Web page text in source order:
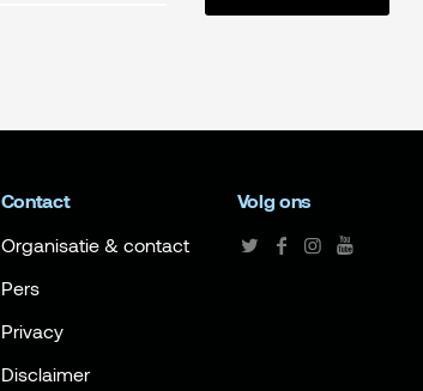
Contact
Organisatie & contact
Pers
Privacy
Disclaimer
Volg ons